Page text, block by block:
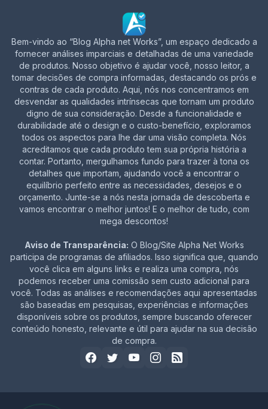
Bem-vindo ao “Blog Alpha net Works”, um espaço dedicado a
fornecer análises imparciais e detalhadas de uma variedade
de produtos. Nosso objetivo é ajudar você, nosso leitor, a
tomar decisões de compra informadas, destacando os prós e
contras de cada produto. Aqui, nós nos concentramos em
desvendar as qualidades intrínsecas que tornam um produto
digno de sua consideração. Desde a funcionalidade e
durabilidade até o design e o custo-benefício, exploramos
todos os aspectos para lhe dar uma visão completa. Nós
acreditamos que cada produto tem sua própria história a
contar. Portanto, mergulhamos fundo para trazer à tona os
detalhes que importam, ajudando você a encontrar o
equilíbrio perfeito entre as necessidades, desejos e o
orçamento. Junte-se a nós nesta jornada de descoberta e
vamos encontrar o melhor juntos! E o melhor de tudo, com
mega descontos!
Aviso de Transparência: O Blog/Site Alpha Net Works
participa de programas de afiliados. Isso significa que, quando
você clica em alguns links e realiza uma compra, nós
podemos receber uma comissão sem custo adicional para
você. Todas as análises e recomendações aqui apresentadas
são baseadas em pesquisas, experiências e informações
disponíveis sobre os produtos, sempre buscando oferecer
conteúdo honesto, relevante e útil para ajudar na sua decisão
de compra.